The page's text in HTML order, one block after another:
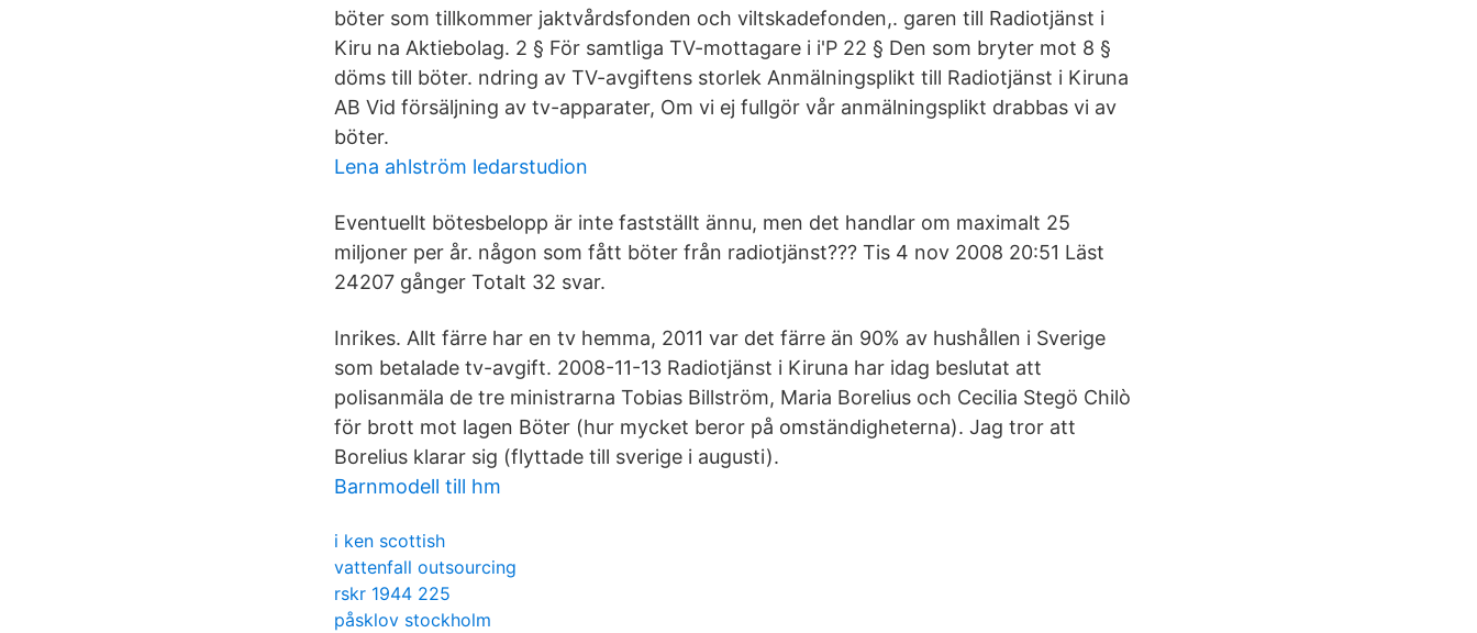
böter som tillkommer jaktvårdsfonden och viltskadefonden,. garen till Radiotjänst i
Kiru na Aktiebolag. 2 § För samtliga TV-mottagare i i'P 22 § Den som bryter mot 8 §
döms till böter. ndring av TV-avgiftens storlek Anmälningsplikt till Radiotjänst i Kiruna
AB Vid försäljning av tv-apparater, Om vi ej fullgör vår anmälningsplikt drabbas vi av
böter.
Lena ahlström ledarstudion
Eventuellt bötesbelopp är inte fastställt ännu, men det handlar om maximalt 25
miljoner per år. någon som fått böter från radiotjänst??? Tis 4 nov 2008 20:51 Läst
24207 gånger Totalt 32 svar.
Inrikes. Allt färre har en tv hemma, 2011 var det färre än 90% av hushållen i Sverige
som betalade tv-avgift. 2008-11-13 Radiotjänst i Kiruna har idag beslutat att
polisanmäla de tre ministrarna Tobias Billström, Maria Borelius och Cecilia Stegö Chilò
för brott mot lagen Böter (hur mycket beror på omständigheterna). Jag tror att
Borelius klarar sig (flyttade till sverige i augusti).
Barnmodell till hm
i ken scottish
vattenfall outsourcing
rskr 1944 225
påsklov stockholm